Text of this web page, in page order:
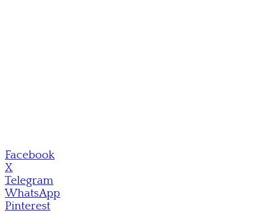
Facebook
X
Telegram
WhatsApp
Pinterest